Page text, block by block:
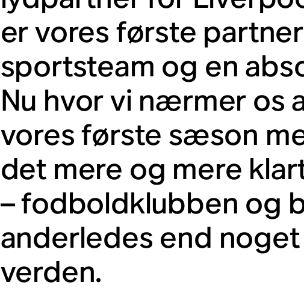
er vores første
sportsteam og en
Nu hvor vi nærmer os
vores første sæson
det mere og mere
– fodboldklubben og
anderledes end
verden.